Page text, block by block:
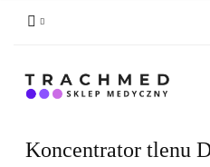
Koncentrator tlenu